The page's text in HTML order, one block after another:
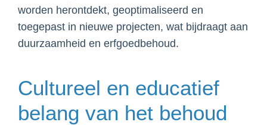
worden herontdekt, geoptimaliseerd en
toegepast in nieuwe projecten, wat bijdraagt aan
duurzaamheid en erfgoedbehoud.
Cultureel en educatief
belang van het behoud